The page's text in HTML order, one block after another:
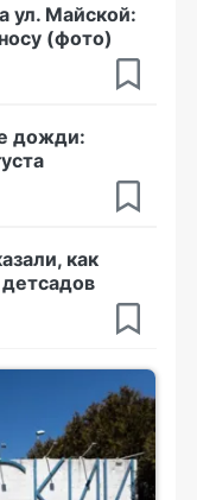
ул. Майской:
(фото)
дожди:
как